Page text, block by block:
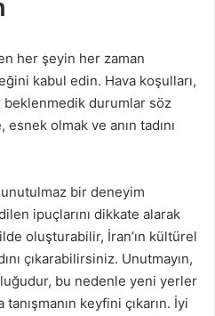
her şeyin her zaman
kabul edin. Hava koşulları,
beklenmedik durumlar söz
olmak ve anın tadını
unutulmaz bir deneyim
ipuçlarını dikkate alarak
oluşturabilir, İran’ın kültürel
çıkarabilirsiniz. Unutmayın,
bu nedenle yeni yerler
keyfini çıkarın. İyi